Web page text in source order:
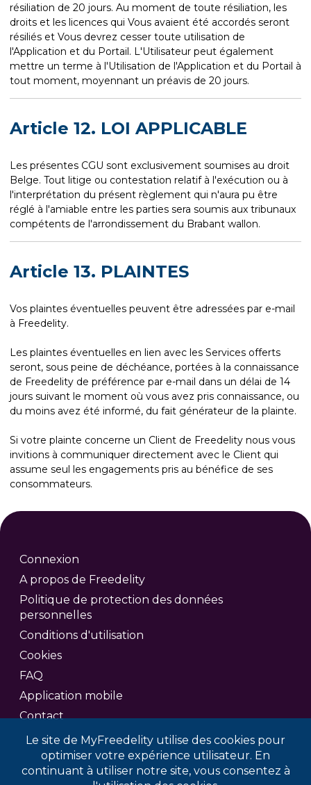
Le site de MyFreedelity utilise des cookies pour
optimiser votre expérience utilisateur. En
continuant à utiliser notre site, vous consentez à
résiliation de 20 jours. Au moment de toute résiliation, les
droits et les licences qui Vous avaient été accordés seront
résiliés et Vous devrez cesser toute utilisation de
l'Application et du Portail. L'Utilisateur peut également
mettre un terme à l'Utilisation de l'Application et du Portail à
tout moment, moyennant un préavis de 20 jours.
Article 12. LOI APPLICABLE
Les présentes CGU sont exclusivement soumises au droit
Belge. Tout litige ou contestation relatif à l'exécution ou à
l'interprétation du présent règlement qui n'aura pu être
réglé à l'amiable entre les parties sera soumis aux tribunaux
compétents de l'arrondissement du Brabant wallon.
Article 13. PLAINTES
Vos plaintes éventuelles peuvent être adressées par e-mail
à Freedelity.
Les plaintes éventuelles en lien avec les Services offerts
seront, sous peine de déchéance, portées à la connaissance
de Freedelity de préférence par e-mail dans un délai de 14
jours suivant le moment où vous avez pris connaissance, ou
du moins avez été informé, du fait générateur de la plainte.
Si votre plainte concerne un Client de Freedelity nous vous
invitions à communiquer directement avec le Client qui
assume seul les engagements pris au bénéfice de ses
consommateurs.
Connexion
A propos de Freedelity
Politique de protection des données
personnelles
Conditions d'utilisation
Cookies
FAQ
Application mobile
Contact